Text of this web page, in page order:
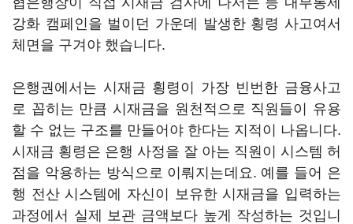
강화 캠페인을 벌이던 가운데 발생한 횡령 사고여서
체면을 구겨야 했습니다.
은행권에서는 시재금 횡령이 가장 빈번한 금융사고
로 꼽히는 만큼 시재금을 원천적으로 직원들이 유용
할 수 없는 구조를 만들어야 한다는 지적이 나옵니다.
시재금 횡령은 은행 사정을 잘 아는 직원이 시스템 허
점을 악용하는 방식으로 이뤄지는데요. 예를 들어 은
행 전산 시스템에 자신이 보유한 시재금을 입력하는
과정에서 실제 보관 금액보다 높게 작성하는 것입니